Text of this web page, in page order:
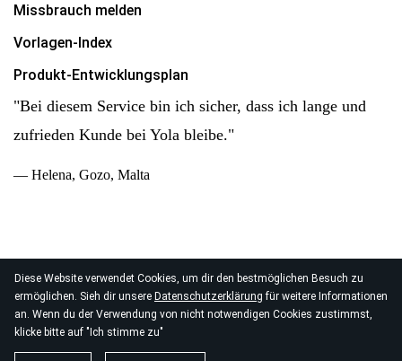
Diese Website verwendet Cookies, um dir den bestmöglichen Besuch zu
ermöglichen. Sieh dir unsere Datenschutzerklärung für weitere Informationen
an. Wenn du der Verwendung von nicht notwendigen Cookies zustimmst,
klicke bitte auf "Ich stimme zu"
Missbrauch melden
Vorlagen-Index
Produkt-Entwicklungsplan
"Bei diesem Service bin ich sicher, dass ich lange und
zufrieden Kunde bei Yola bleibe."
— Helena, Gozo, Malta
© 2026
Yola Inc. Alle Rechte vorbehalten.Datenschutz AGB
Datenverarbeitung